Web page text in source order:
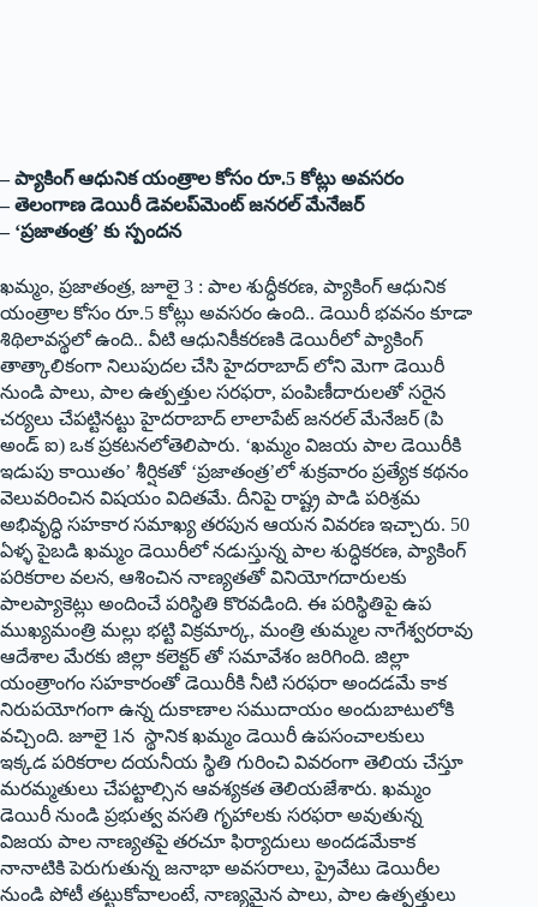
– ప్యాకింగ్ ఆధునిక యంత్రాల కోసం రూ.5 కోట్లు అవసరం
– తెలంగాణ డెయిరీ డెవలప్‌మెంట్ జనరల్ మేనేజర్
– ‘ప్ర‌జాతంత్ర’ కు స్పంద‌న‌
ఖమ్మం, ప్రజాతంత్ర, జూలై 3 : పాల శుద్ధీకరణ, ప్యాకింగ్ ఆధునిక
యంత్రాల కోసం రూ.5 కోట్లు అవసరం ఉంది.. డెయిరీ భవనం కూడా
శిథిలావస్థలో ఉంది.. వీటి ఆధునికీకరణకి డెయిరీలో ప్యాకింగ్
తాత్కాలికంగా నిలుపుదల చేసి హైదరాబాద్ లోని మెగా డెయిరీ
నుండి పాలు, పాల ఉత్పత్తుల సరఫరా, పంపిణీదారులతో సరైన
చర్యలు చేపట్టిన‌ట్టు హైదరాబాద్ లాలాపేట్ జనరల్ మేనేజర్ (పి
అండ్ ఐ) ఒక ప్రకటనలోతెలిపారు. ‘ఖమ్మం విజయ పాల డెయిరీకి
ఇడుపు కాయితం’ శీర్షికతో ‘ప్రజాతంత్ర’లో శుక్రవారం ప్రత్యేక కథనం
వెలువరించిన విషయం విదితమే. దీనిపై రాష్ట్ర పాడి పరిశ్రమ
అభివృద్ధి సహకార సమాఖ్య‌ తరపున ఆయ‌న‌ వివరణ ఇచ్చారు. 50
ఏళ్ళ పైబడి ఖమ్మం డెయిరీలో నడుస్తున్న పాల శుద్ధికరణ, ప్యాకింగ్
పరికరాల వలన, ఆశించిన నాణ్యతతో వినియోగదారులకు
పాలప్యాకెట్లు అందించే పరిస్థితి కొరవడింది. ఈ పరిస్థితిపై ఉప
ముఖ్యమంత్రి మల్లు భట్టి విక్రమార్క, మంత్రి తుమ్మల నాగేశ్వరరావు
ఆదేశాల మేరకు జిల్లా కలెక్టర్ తో సమావేశం జరిగింది. జిల్లా
యంత్రాంగం సహకారంతో డెయిరీకి నీటి సరఫరా అందడమే కాక
నిరుపయోగంగా ఉన్న దుకాణాల సముదాయం అందుబాటులోకి
వచ్చింది. జూలై 1న స్థానిక ఖమ్మం డెయిరీ ఉపసంచాలకులు
ఇక్కడ పరికరాల దయనీయ స్థితి గురించి వివరంగా తెలియ చేస్తూ
మరమ్మతులు చేపట్టాల్సిన ఆవశ్యకత తెలియజేశారు. ఖమ్మం
డెయిరీ నుండి ప్రభుత్వ వసతి గృహాలకు సరఫరా అవుతున్న
విజయ పాల నాణ్యతపై తరచూ ఫిర్యాదులు అందడమేకాక
నానాటికి పెరుగుతున్న జనాభా అవసరాలు, ప్రైవేటు డెయిరీల
నుండి పోటీ తట్టుకోవాలంటే, నాణ్యమైన పాలు, పాల ఉత్పత్తులు